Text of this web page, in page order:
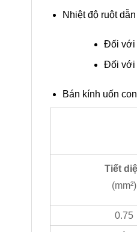
Nhiệt độ ruột
Đối với
Đối với
Bán kính uốn
Tiết
(mm²)
0.75